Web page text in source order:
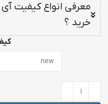
معرفی انواع کیفیت
خرید ؟